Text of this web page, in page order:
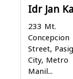
Idr Jan
233 Mt.
Concepcion
Street, Pasig
City, Metro
Manil...